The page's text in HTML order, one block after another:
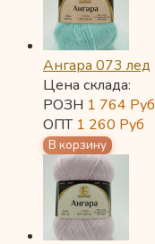
Ангара 073 лед
Цена склада:
РОЗН 1 764 Руб
ОПТ 1 260 Руб